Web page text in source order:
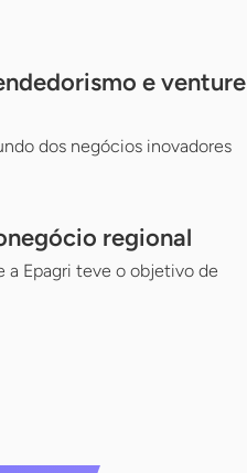
e venture
dos negócios inovadores
regional
a Epagri teve o objetivo de